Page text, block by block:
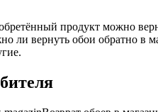
продукт можно
ли вернуть обои обратно в